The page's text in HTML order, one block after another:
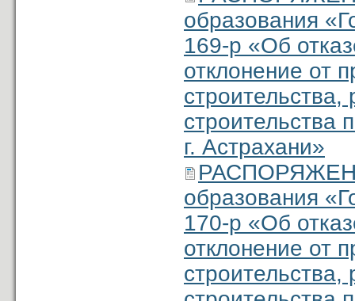
образования
169-р «Об
отклонение от
строительства,
строительства
г. Астрахани»
образования
170-р «Об
отклонение от
строительства,